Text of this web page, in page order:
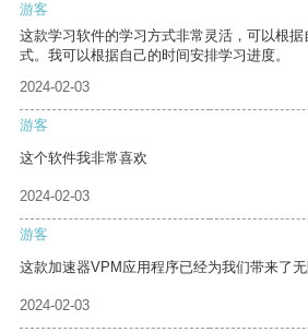
游客
这款学习软件的学习方式非常灵活，可以根
式。我可以根据自己的时间安排学习进度。
2024-02-03
游客
这个软件我非常喜欢
2024-02-03
游客
这款加速器VPM应用程序已经为我们带来了无
2024-02-03